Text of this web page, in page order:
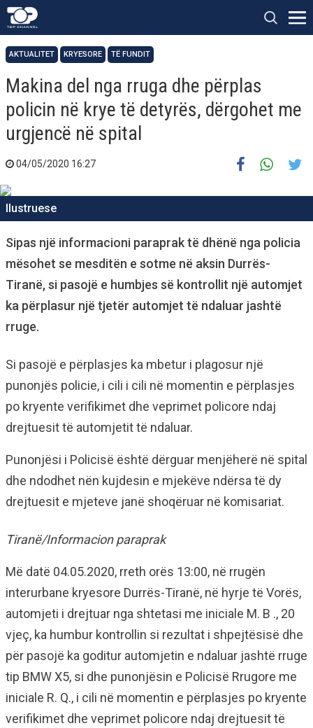
AKTUALITET KRYESORE TË FUNDIT
Makina del nga rruga dhe përplas
policin në krye të detyrës, dërgohet me
urgjencë në spital
04/05/2020 16:27
Ilustruese
Sipas një informacioni paraprak të dhënë nga policia
mësohet se mesditën e sotme në aksin Durrës-
Tiranë, si pasojë e humbjes së kontrollit një automjet
ka përplasur një tjetër automjet të ndaluar jashtë
rruge.
Si pasojë e përplasjes ka mbetur i plagosur një
punonjës policie, i cili i cili në momentin e përplasjes
po kryente verifikimet dhe veprimet policore ndaj
drejtuesit të automjetit të ndaluar.
Punonjësi i Policisë është dërguar menjëherë në spital
dhe ndodhet nën kujdesin e mjekëve ndërsa të dy
drejtuesit e mjeteve janë shoqëruar në komisariat.
Tiranë/Informacion paraprak
Më datë 04.05.2020, rreth orës 13:00, në rrugën
interurbane kryesore Durrës-Tiranë, në hyrje të Vorës,
automjeti i drejtuar nga shtetasi me iniciale M. B ., 20
vjeç, ka humbur kontrollin si rezultat i shpejtësisë dhe
për pasojë ka goditur automjetin e ndaluar jashtë rruge
tip BMW X5, si dhe punonjësin e Policisë Rrugore me
iniciale R. Q., i cili në momentin e përplasjes po kryente
verifikimet dhe veprimet policore ndaj drejtuesit të